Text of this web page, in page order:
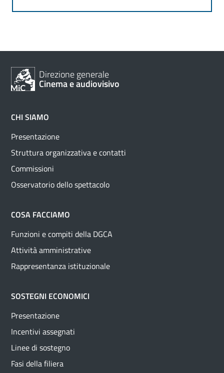
Direzione generale
Cinema e audiovisivo
CHI SIAMO
Presentazione
Struttura organizzativa e contatti
Commissioni
Osservatorio dello spettacolo
COSA FACCIAMO
Funzioni e compiti della DGCA
Attività amministrative
Rappresentanza istituzionale
SOSTEGNI ECONOMICI
Presentazione
Incentivi assegnati
Linee di sostegno
Fasi della filiera